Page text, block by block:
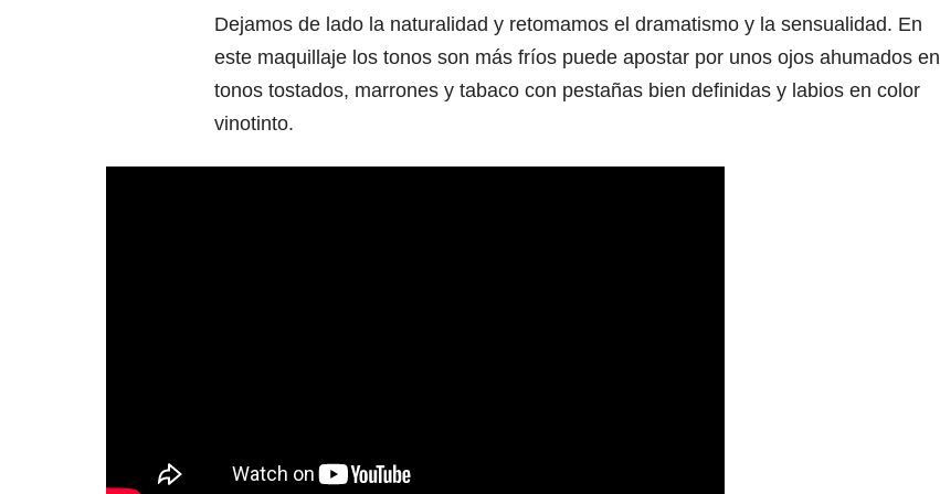
Dejamos de lado la naturalidad y retomamos el dramatismo y la sensualidad. En
este maquillaje los tonos son más fríos puede apostar por unos ojos ahumados en
tonos tostados, marrones y tabaco con pestañas bien definidas y labios en color
vinotinto.